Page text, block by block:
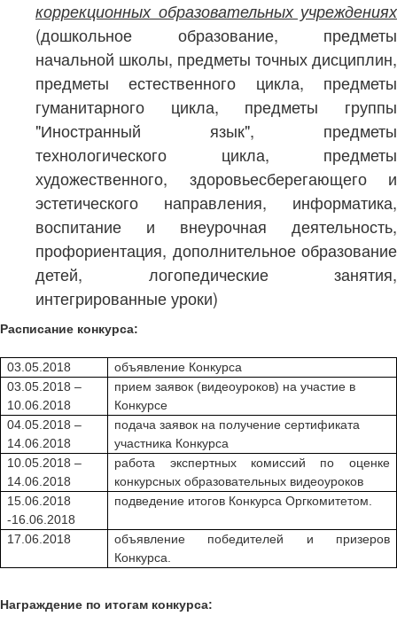
коррекционных образовательных учреждениях
(дошкольное образование, предметы
начальной школы, предметы точных дисциплин,
предметы естественного цикла, предметы
гуманитарного цикла, предметы группы
"Иностранный язык", предметы
технологического цикла, предметы
художественного, здоровьесберегающего и
эстетического направления, информатика,
воспитание и внеурочная деятельность,
профориентация, дополнительное образование
детей, логопедические занятия,
интегрированные уроки)
Расписание конкурса:
03.05.2018
объявление Конкурса
03.05.2018 –
10.06.2018
прием заявок (видеоуроков) на участие в
Конкурсе
04.05.2018 –
14.06.2018
подача заявок на получение сертификата
участника Конкурса
10.05.2018 –
14.06.2018
работа экспертных комиссий по оценке
конкурсных образовательных видеоуроков
15.06.2018
-16.06.2018
подведение итогов Конкурса Оргкомитетом.
17.06.2018
объявление победителей и призеров
Конкурса.
Награждение по итогам конкурса: